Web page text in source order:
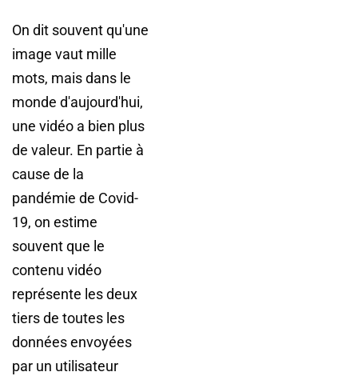
On dit souvent qu'une
image vaut mille
mots, mais dans le
monde d'aujourd'hui,
une vidéo a bien plus
de valeur. En partie à
cause de la
pandémie de Covid-
19, on estime
souvent que le
contenu vidéo
représente les deux
tiers de toutes les
données envoyées
par un utilisateur